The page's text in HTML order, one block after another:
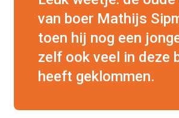
van boer Mathijs
toen hij nog een
zelf ook veel in deze
heeft geklommen.